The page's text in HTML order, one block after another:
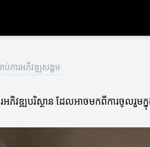
ការអភិវឌ្ឍសង្គម
ឌ្ឍបរិស្ថាន ដែលអាចមកពីការចូលរួមក្នុ